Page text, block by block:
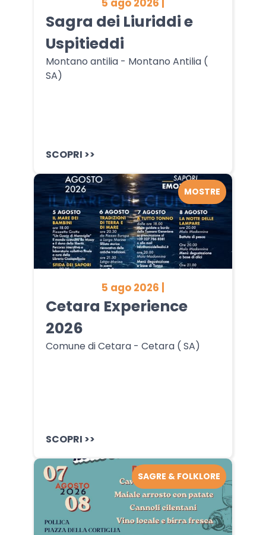
5 ago 2026 |
Sagra dei Liuriddi e
Uspitieddi
Montano antilia - Montano Antilia (
SA)
SCOPRI >>
5 ago 2026 |
Cetara Experience
2026
Comune di Cetara - Cetara ( SA)
SCOPRI >>
MOSTRE
SAGRE & FOLKLORE